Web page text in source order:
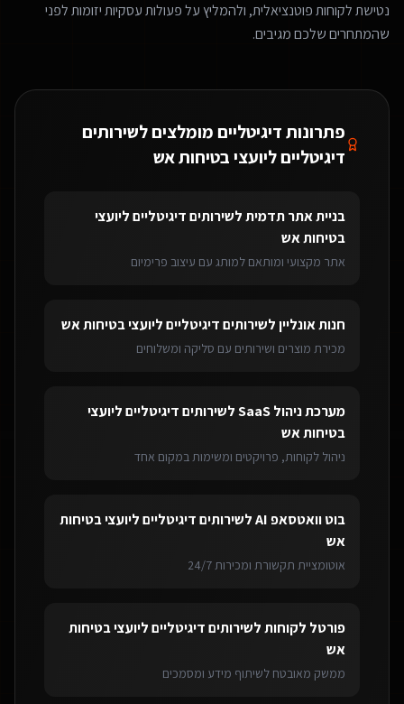
נטישת לקוחות פוטנציאלית, ולהמליץ על פעולות עסקיות יזומות לפני
שהמתחרים שלכם מגיבים.
פתרונות דיגיטליים מומלצים לשירותים
דיגיטליים ליועצי בטיחות אש
בניית אתר תדמיתלשירותים דיגיטליים ליועצי
בטיחות אש
אתר מקצועי ומותאם למותג עם עיצוב פרימיום
חנות אונלייןלשירותים דיגיטליים ליועצי בטיחות אש
מכירת מוצרים ושירותים עם סליקה ומשלוחים
מערכת ניהול SaaS לשירותים דיגיטליים ליועצי
בטיחות אש
ניהול לקוחות, פרויקטים ומשימות במקום אחד
בוט וואטסאפ AI לשירותים דיגיטליים ליועצי בטיחות
אש
אוטומציית תקשורת ומכירות 24/7
פורטל לקוחותלשירותים דיגיטליים ליועצי בטיחות
אש
ממשק מאובטח לשיתוף מידע ומסמכים